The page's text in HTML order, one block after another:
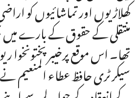
کھلاڑیوں اور تماشائیوں کو
منتقلی کے حقوق کے بارے میں
تھا۔ اس موقع پرخیبر پختونخوا
سیکرٹری حافظ عطاء المنعیم